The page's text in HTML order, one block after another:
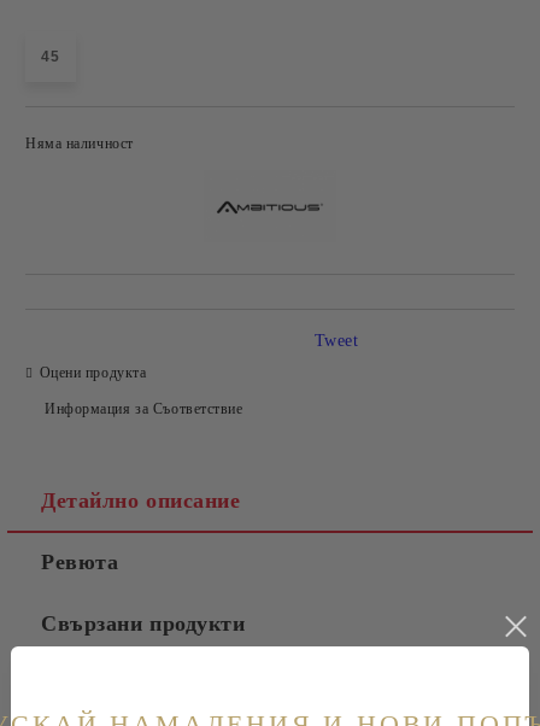
45
Няма наличност
Оцени продукта
Информация за Съответствие
Tweet
Детайлно описание
Ревюта
Свързани продукти